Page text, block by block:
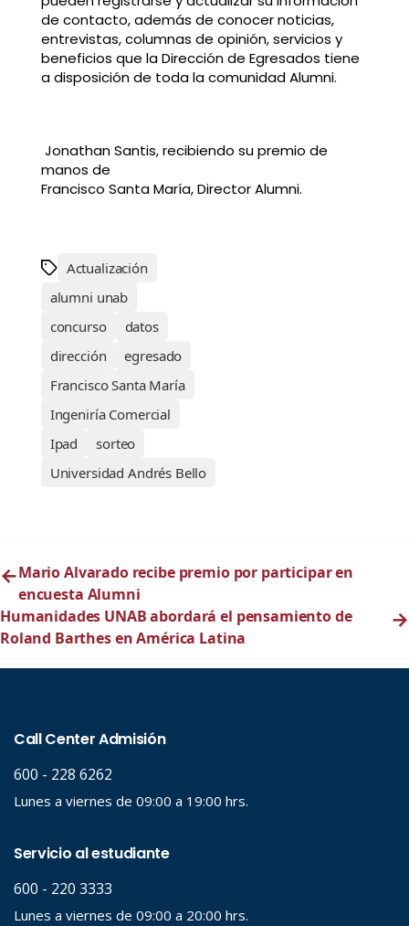
de contacto, además de conocer noticias,
entrevistas, columnas de opinión, servicios y
beneficios que la Dirección de Egresados tiene
a disposición de toda la comunidad Alumni.
Jonathan Santis, recibiendo su premio de
manos de
Francisco Santa María, Director Alumni.
Actualización
alumni unab
concurso
datos
dirección
egresado
Francisco Santa María
Ingeniría Comercial
Ipad
sorteo
Universidad Andrés Bello
←Mario Alvarado recibe premio por participar en
encuesta Alumni
Humanidades UNAB abordará el pensamiento de
Roland Barthes en América Latina
→